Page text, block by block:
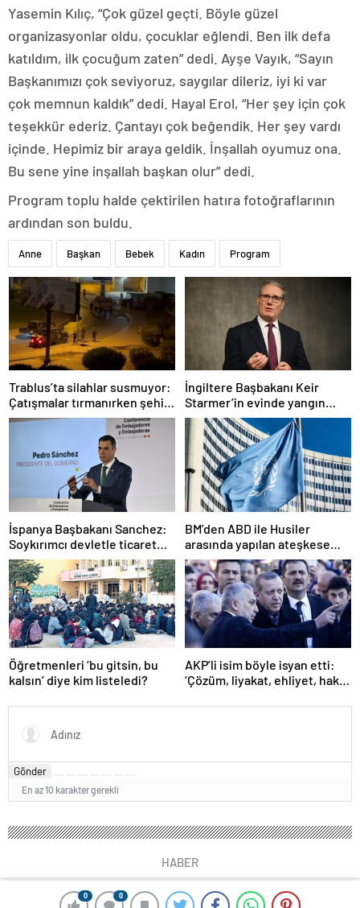
0 0
Yasemin Kılıç, “Çok güzel geçti. Böyle güzel
organizasyonlar oldu, çocuklar eğlendi. Ben ilk defa
katıldım, ilk çocuğum zaten” dedi. Ayşe Vayık, “Sayın
Başkanımızı çok seviyoruz, saygılar dileriz, iyi ki var
çok memnun kaldık” dedi. Hayal Erol, “Her şey için çok
teşekkür ederiz. Çantayı çok beğendik. Her şey vardı
içinde. Hepimiz bir araya geldik. İnşallah oyumuz ona.
Bu sene yine inşallah başkan olur” dedi.
Program toplu halde çektirilen hatıra fotoğraflarının
ardından son buldu.
Anne Başkan Bebek Kadın Program
Trablus’ta silahlar susmuyor:
Çatışmalar tırmanırken şehir
alarmda
İngiltere Başbakanı Keir
Starmer’in evinde yangın
çıktı
İspanya Başbakanı Sanchez:
Soykırımcı devletle ticaret
yapmayız
BM’den ABD ile Husiler
arasında yapılan ateşkese
ilişkin değerlendirme
Öğretmenleri ‘bu gitsin, bu
kalsın’ diye kim listeledi?
AKP’li isim böyle isyan etti:
‘Çözüm, liyakat, ehliyet, hak,
Gönder
En az 10 karakter gerekli
HABER